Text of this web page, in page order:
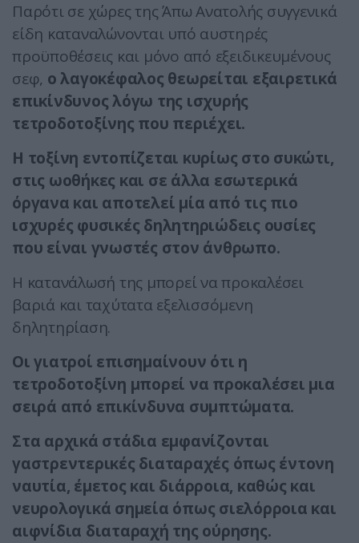
Παρότι σε χώρες της Άπω Ανατολής συγγενικά
είδη καταναλώνονται υπό αυστηρές
προϋποθέσεις και μόνο από εξειδικευμένους
σεφ, ο λαγοκέφαλος θεωρείται εξαιρετικά
επικίνδυνος λόγω της ισχυρής
τετροδοτοξίνης που περιέχει.
Η τοξίνη εντοπίζεται κυρίως στο συκώτι,
στις ωοθήκες και σε άλλα εσωτερικά
όργανα και αποτελεί μία από τις πιο
ισχυρές φυσικές δηλητηριώδεις ουσίες
που είναι γνωστές στον άνθρωπο.
Η κατανάλωσή της μπορεί να προκαλέσει
βαριά και ταχύτατα εξελισσόμενη
δηλητηρίαση.
Οι γιατροί επισημαίνουν ότι η
τετροδοτοξίνη μπορεί να προκαλέσει μια
σειρά από επικίνδυνα συμπτώματα.
Στα αρχικά στάδια εμφανίζονται
γαστρεντερικές διαταραχές όπως έντονη
ναυτία, έμετος και διάρροια, καθώς και
νευρολογικά σημεία όπως σιελόρροια και
αιφνίδια διαταραχή της ούρησης.